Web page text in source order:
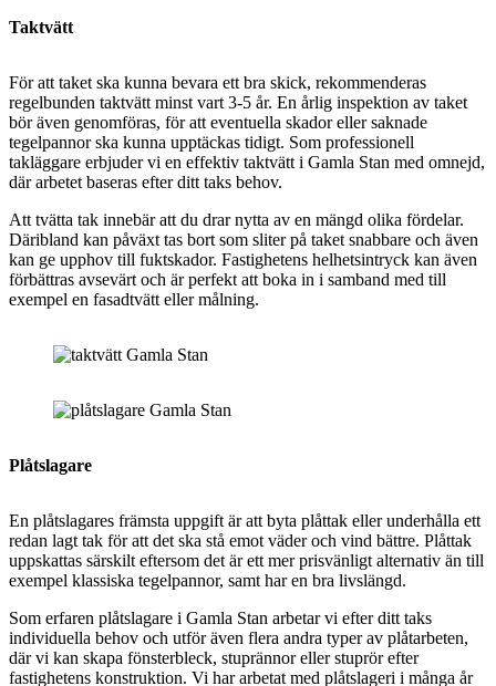
Taktvätt
För att taket ska kunna bevara ett bra skick, rekommenderas
regelbunden taktvätt minst vart 3-5 år. En årlig inspektion av taket
bör även genomföras, för att eventuella skador eller saknade
tegelpannor ska kunna upptäckas tidigt. Som professionell
takläggare erbjuder vi en effektiv taktvätt i Gamla Stan med omnejd,
där arbetet baseras efter ditt taks behov.
Att tvätta tak innebär att du drar nytta av en mängd olika fördelar.
Däribland kan påväxt tas bort som sliter på taket snabbare och även
kan ge upphov till fuktskador. Fastighetens helhetsintryck kan även
förbättras avsevärt och är perfekt att boka in i samband med till
exempel en fasadtvätt eller målning.
Plåtslagare
En plåtslagares främsta uppgift är att byta plåttak eller underhålla ett
redan lagt tak för att det ska stå emot väder och vind bättre. Plåttak
uppskattas särskilt eftersom det är ett mer prisvänligt alternativ än till
exempel klassiska tegelpannor, samt har en bra livslängd.
Som erfaren plåtslagare i Gamla Stan arbetar vi efter ditt taks
individuella behov och utför även flera andra typer av plåtarbeten,
där vi kan skapa fönsterbleck, stuprännor eller stuprör efter
fastighetens konstruktion. Vi har arbetat med plåtslageri i många år